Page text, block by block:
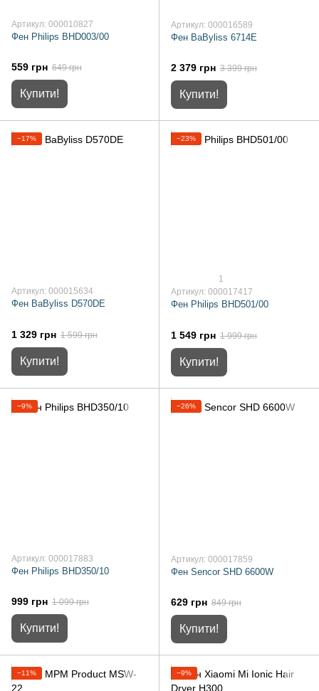
Артикул: 000010827
Фен Philips BHD003/00
559 грн 649 грн
Купити!
Артикул: 000016589
Фен BaByliss 6714E
2 379 грн 3 399 грн
Купити!
−17%
Артикул: 000015634
Фен BaByliss D570DE
1 329 грн 1 599 грн
Купити!
−23%
1
Артикул: 000017417
Фен Philips BHD501/00
1 549 грн 1 999 грн
Купити!
−9%
Артикул: 000017883
Фен Philips BHD350/10
999 грн 1 099 грн
Купити!
−26%
Артикул: 000017859
Фен Sencor SHD 6600W
629 грн 849 грн
Купити!
−11% −9%